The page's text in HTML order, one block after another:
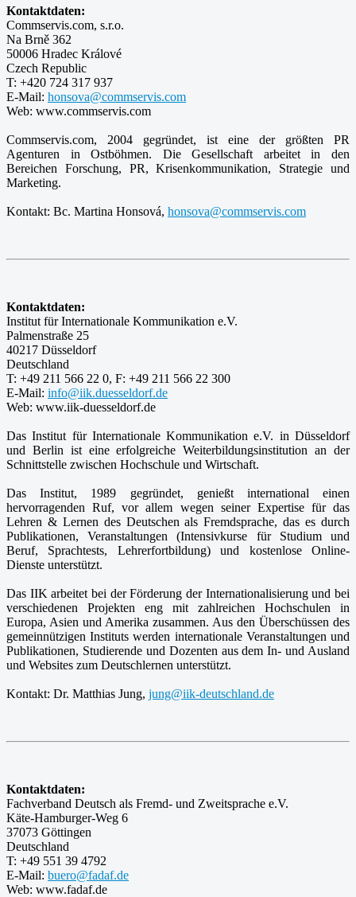
Kontaktdaten:
Commservis.com, s.r.o.
Na Brně 362
50006 Hradec Králové
Czech Republic
T: +420 724 317 937
E-Mail: honsova@commservis.com
Web: www.commservis.com
Commservis.com, 2004 gegründet, ist eine der größten PR
Agenturen in Ostböhmen. Die Gesellschaft arbeitet in den
Bereichen Forschung, PR, Krisenkommunikation, Strategie und
Marketing.
Kontakt: Bc. Martina Honsová, honsova@commservis.com
Kontaktdaten:
Institut für Internationale Kommunikation e.V.
Palmenstraße 25
40217 Düsseldorf
Deutschland
T: +49 211 566 22 0, F: +49 211 566 22 300
E-Mail: info@iik.duesseldorf.de
Web: www.iik-duesseldorf.de
Das Institut für Internationale Kommunikation e.V. in Düsseldorf
und Berlin ist eine erfolgreiche Weiterbildungsinstitution an der
Schnittstelle zwischen Hochschule und Wirtschaft.
Das Institut, 1989 gegründet, genießt international einen
hervorragenden Ruf, vor allem wegen seiner Expertise für das
Lehren & Lernen des Deutschen als Fremdsprache, das es durch
Publikationen, Veranstaltungen (Intensivkurse für Studium und
Beruf, Sprachtests, Lehrerfortbildung) und kostenlose Online-
Dienste unterstützt.
Das IIK arbeitet bei der Förderung der Internationalisierung und bei
verschiedenen Projekten eng mit zahlreichen Hochschulen in
Europa, Asien und Amerika zusammen. Aus den Überschüssen des
gemeinnützigen Instituts werden internationale Veranstaltungen und
Publikationen, Studierende und Dozenten aus dem In- und Ausland
und Websites zum Deutschlernen unterstützt.
Kontakt: Dr. Matthias Jung, jung@iik-deutschland.de
Kontaktdaten:
Fachverband Deutsch als Fremd- und Zweitsprache e.V.
Käte-Hamburger-Weg 6
37073 Göttingen
Deutschland
T: +49 551 39 4792
E-Mail: buero@fadaf.de
Web: www.fadaf.de